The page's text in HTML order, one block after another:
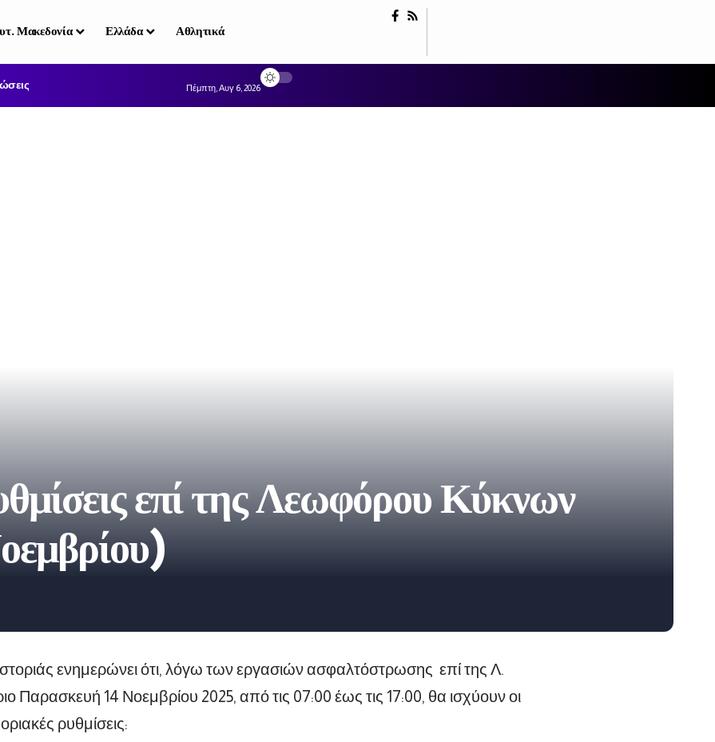
Μακεδονία Ελλάδα Αθλητικά
Πέμπτη, Αυγ 6, 2026
επί της Λεωφόρου Κύκνων
ενημερώνει ότι, λόγω των εργασιών ασφαλτόστρωσης επί της Λ.
Παρασκευή 14 Νοεμβρίου 2025, από τις 07:00 έως τις 17:00, θα ισχύουν οι
ρυθμίσεις: